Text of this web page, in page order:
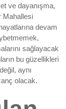
ve dayanışma,
Mahallesi
devam
sağlayacak
bu güzellikleri
aynı
olacak.